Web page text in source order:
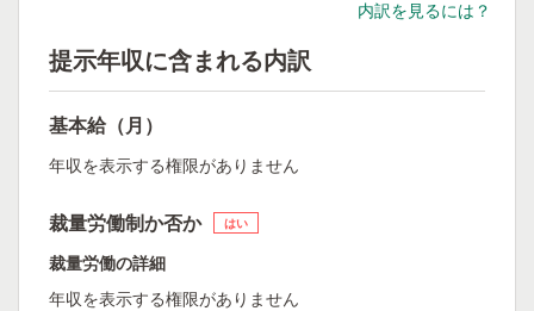
内訳を見るには？
提示年収に含まれる内訳
基本給（月）
年収を表示する権限がありません
裁量労働制か否か はい
裁量労働の詳細
年収を表示する権限がありません